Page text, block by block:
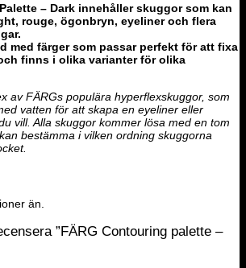
– Dark innehåller skuggor som kan
rouge, ögonbryn, eyeliner och flera
med färger som passar perfekt för att fixa
finns i olika varianter för olika
av FÄRGs populära hyperflexskuggor, som
vatten för att skapa en eyeliner eller
vill. Alla skuggor kommer lösa med en tom
bestämma i vilken ordning skuggorna
än.
”FÄRG Contouring palette –